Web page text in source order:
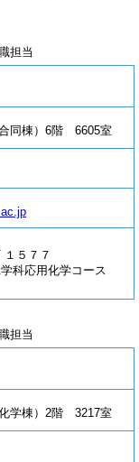
担当
同棟）6階 6605室
５７７
科応用化学コース
担当
学棟）2階 3217室